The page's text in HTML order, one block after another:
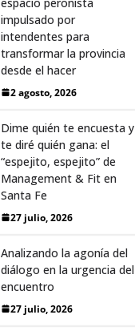
impulsado por
intendentes para
transformar la provincia
desde el hacer
2 agosto, 2026
Dime quién te encuesta y
te diré quién gana: el
“espejito, espejito” de
Management & Fit en
Santa Fe
27 julio, 2026
Analizando la agonía del
diálogo en la urgencia del
encuentro
27 julio, 2026